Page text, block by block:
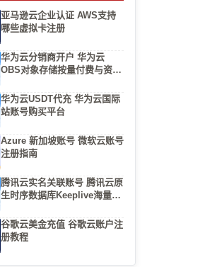
亚马逊云企业认证 AWS支持
哪些虚拟卡注册
华为云分销商开户 华为云
OBS对象存储按量付费与资源
华为云USDT代充 华为云国际
站账号购买平台
Azure 新加坡账号 微软云账号
注册指南
腾讯云实名关联账号 腾讯云原
生时序数据库Keeplive海量并
谷歌云美金充值 谷歌云账户注
册教程